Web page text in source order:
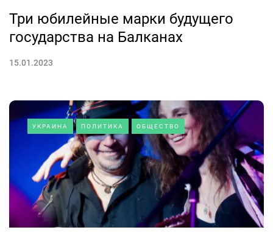
Три юбилейные марки будущего
государства на Балканах
15.01.2023
УКРАИНА ПОЛИТИКА ОБЩЕСТВО